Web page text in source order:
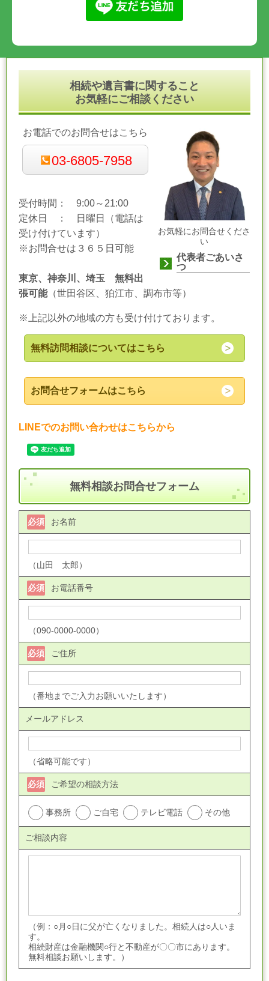
相続や遺言書に関すること
お気軽にご相談ください
お気軽にお問合せくださ
い
代表者ごあいさ
つ
お電話でのお問合せはこちら
03-6805-7958
受付時間： 9:00～21:00
定休日 ： 日曜日（電話は
受け付けています）
※お問合せは３６５日可能
東京、神奈川、埼玉 無料出
張可能（世田谷区、狛江市、調布市等）
※上記以外の地域の方も受け付けております。
無料訪問相談についてはこちら
お問合せフォームはこちら
LINEでのお問い合わせはこちらから
無料相談お問合せフォーム
お名前
必須
（山田 太郎）
お電話番号
必須
（090-0000-0000）
ご住所
必須
（番地までご入力お願いいたします）
メールアドレス
（省略可能です）
ご希望の相談方法
必須
事務所 ご自宅 テレビ電話 その他
ご相談内容
（例：○月○日に父が亡くなりました。相続人は○人いま
す。
相続財産は金融機関○行と不動産が〇〇市にあります。
無料相談お願いします。）